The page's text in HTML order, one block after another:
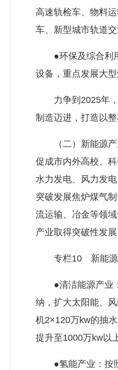
高速轨检车、物料
车、新型城市轨道
●环保及综合利用
设备，重点发展大
力争到2025年，
制造迈进，打造以
（二）新能源产
促成市内外高校、
水力发电、风力发
突破发展焦炉煤气
流运输、冶金等领
产业取得突破性发
专栏10 新能源
●清洁能源产业：
纳，扩大太阳能、
机2×120万kw的抽
提升至1000万kw以
●氢能产业：按照